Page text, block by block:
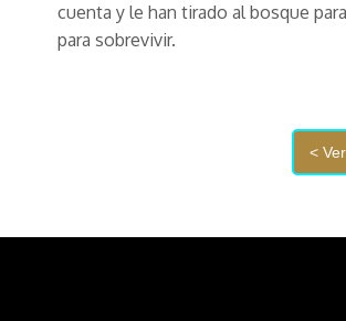
cuenta y le han tirado al bosque
para sobrevivir.